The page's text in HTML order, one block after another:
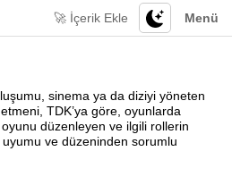
Menü
🚀 İçerik Ekle
sinema ya da diziyi yöneten
TDK’ya göre, oyunlarda
oyunu düzenleyen ve ilgili rollerin
ve düzeninden sorumlu